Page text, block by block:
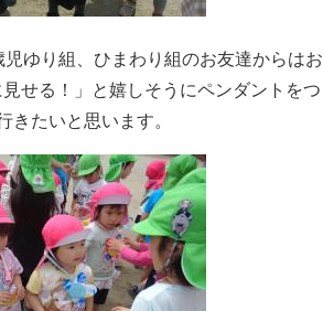
ゆり組、ひまわり組のお友達からはお
せる！」と嬉しそうにペンダントをつ
たいと思います。